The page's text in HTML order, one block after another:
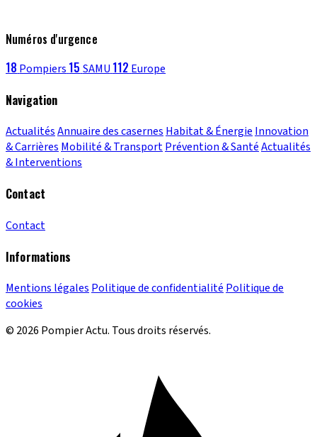
Numéros d'urgence
18 Pompiers 15 SAMU 112 Europe
Navigation
ActualitésAnnuaire des casernes Habitat & Énergie Innovation
& Carrières Mobilité & TransportPrévention & SantéActualités
& Interventions
Contact
Contact
Informations
Mentions légales Politique de confidentialité Politique de
cookies
© 2026 Pompier Actu. Tous droits réservés.